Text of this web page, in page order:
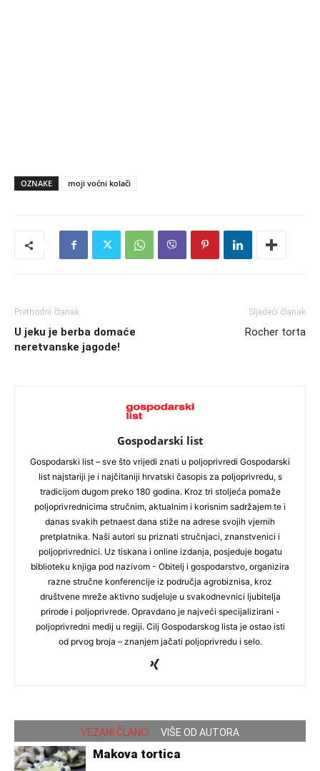
OZNAKE moji voćni kolači
Prethodni članak
U jeku je berba domaće
neretvanske jagode!
Sljedeći članak
Rocher torta
Gospodarski list
Gospodarski list – sve što vrijedi znati u poljoprivredi Gospodarski
list najstariji je i najčitaniji hrvatski časopis za poljoprivredu, s
tradicijom dugom preko 180 godina. Kroz tri stoljeća pomaže
poljoprivrednicima stručnim, aktualnim i korisnim sadržajem te i
danas svakih petnaest dana stiže na adrese svojih vjernih
pretplatnika. Naši autori su priznati stručnjaci, znanstvenici i
poljoprivrednici. Uz tiskana i online izdanja, posjeduje bogatu
biblioteku knjiga pod nazivom - Obitelj i gospodarstvo, organizira
razne stručne konferencije iz područja agrobiznisa, kroz
društvene mreže aktivno sudjeluje u svakodnevnici ljubitelja
prirode i poljoprivrede. Opravdano je najveći specijalizirani -
poljoprivredni medij u regiji. Cilj Gospodarskog lista je ostao isti
od prvog broja – znanjem jačati poljoprivredu i selo.
VEZANI ČLANCI VIŠE OD AUTORA
Makova tortica